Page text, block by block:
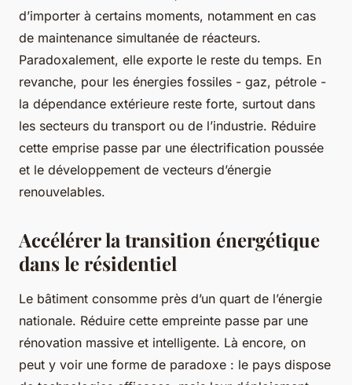
d’importer à certains moments, notamment en cas
de maintenance simultanée de réacteurs.
Paradoxalement, elle exporte le reste du temps. En
revanche, pour les énergies fossiles - gaz, pétrole -
la dépendance extérieure reste forte, surtout dans
les secteurs du transport ou de l’industrie. Réduire
cette emprise passe par une électrification poussée
et le développement de vecteurs d’énergie
renouvelables.
Accélérer la transition énergétique
dans le résidentiel
Le bâtiment consomme près d’un quart de l’énergie
nationale. Réduire cette empreinte passe par une
rénovation massive et intelligente. Là encore, on
peut y voir une forme de paradoxe : le pays dispose